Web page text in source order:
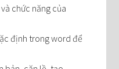
chức năng của
định trong word để